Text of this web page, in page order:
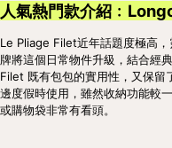
人氣熱門款介紹
Le Pliage Filet近年話題度極高
牌將這個日常物件升級，結合經
Filet 既有包包的實用性，又保留
邊度假時使用，雖然收納功能較
或購物袋非常有看頭。